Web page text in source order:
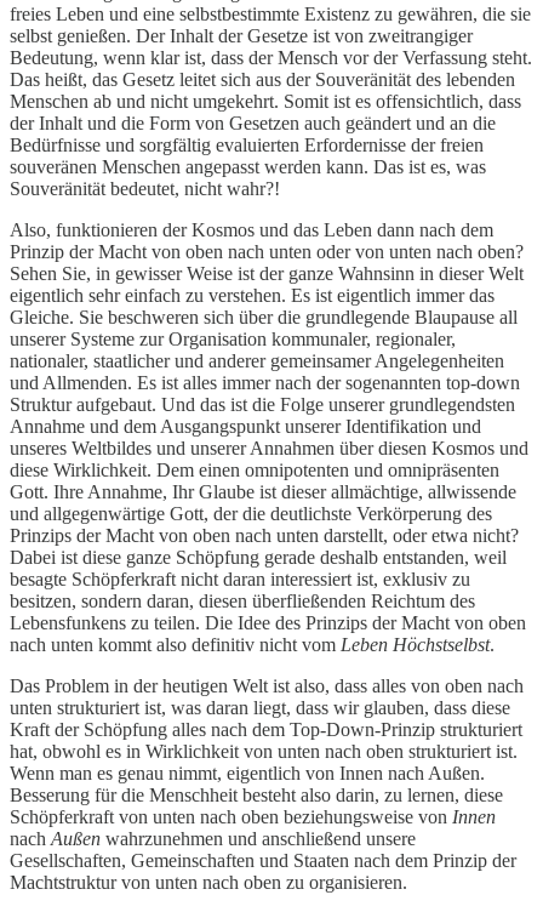
freies Leben und eine selbstbestimmte Existenz zu gewähren, die sie
selbst genießen. Der Inhalt der Gesetze ist von zweitrangiger
Bedeutung, wenn klar ist, dass der Mensch vor der Verfassung steht.
Das heißt, das Gesetz leitet sich aus der Souveränität des lebenden
Menschen ab und nicht umgekehrt. Somit ist es offensichtlich, dass
der Inhalt und die Form von Gesetzen auch geändert und an die
Bedürfnisse und sorgfältig evaluierten Erfordernisse der freien
souveränen Menschen angepasst werden kann. Das ist es, was
Souveränität bedeutet, nicht wahr?!
Also, funktionieren der Kosmos und das Leben dann nach dem
Prinzip der Macht von oben nach unten oder von unten nach oben?
Sehen Sie, in gewisser Weise ist der ganze Wahnsinn in dieser Welt
eigentlich sehr einfach zu verstehen. Es ist eigentlich immer das
Gleiche. Sie beschweren sich über die grundlegende Blaupause all
unserer Systeme zur Organisation kommunaler, regionaler,
nationaler, staatlicher und anderer gemeinsamer Angelegenheiten
und Allmenden. Es ist alles immer nach der sogenannten top-down
Struktur aufgebaut. Und das ist die Folge unserer grundlegendsten
Annahme und dem Ausgangspunkt unserer Identifikation und
unseres Weltbildes und unserer Annahmen über diesen Kosmos und
diese Wirklichkeit. Dem einen omnipotenten und omnipräsenten
Gott. Ihre Annahme, Ihr Glaube ist dieser allmächtige, allwissende
und allgegenwärtige Gott, der die deutlichste Verkörperung des
Prinzips der Macht von oben nach unten darstellt, oder etwa nicht?
Dabei ist diese ganze Schöpfung gerade deshalb entstanden, weil
besagte Schöpferkraft nicht daran interessiert ist, exklusiv zu
besitzen, sondern daran, diesen überfließenden Reichtum des
Lebensfunkens zu teilen. Die Idee des Prinzips der Macht von oben
nach unten kommt also definitiv nicht vom Leben Höchstselbst.
Das Problem in der heutigen Welt ist also, dass alles von oben nach
unten strukturiert ist, was daran liegt, dass wir glauben, dass diese
Kraft der Schöpfung alles nach dem Top-Down-Prinzip strukturiert
hat, obwohl es in Wirklichkeit von unten nach oben strukturiert ist.
Wenn man es genau nimmt, eigentlich von Innen nach Außen.
Besserung für die Menschheit besteht also darin, zu lernen, diese
Schöpferkraft von unten nach oben beziehungsweise von Innen
nach Außen wahrzunehmen und anschließend unsere
Gesellschaften, Gemeinschaften und Staaten nach dem Prinzip der
Machtstruktur von unten nach oben zu organisieren.